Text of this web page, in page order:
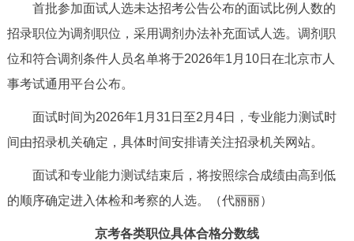
ESPAÑOL العربية PORTUGUÊS
首批参加面试人选未达招考公告公布的面试比例人数的
招录职位为调剂职位，采用调剂办法补充面试人选。调剂职
位和符合调剂条件人员名单将于2026年1月10日在北京市人
事考试通用平台公布。
面试时间为2026年1月31日至2月4日，专业能力测试时
间由招录机关确定，具体时间安排请关注招录机关网站。
面试和专业能力测试结束后，将按照综合成绩由高到低
的顺序确定进入体检和考察的人选。
（代丽丽）
京考各类职位具体合格分数线